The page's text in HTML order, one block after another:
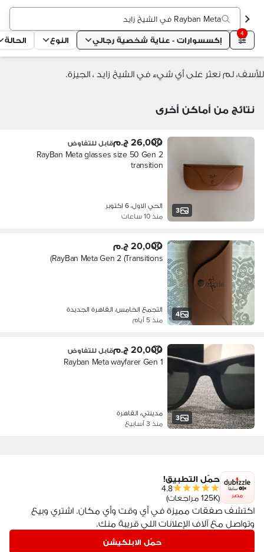
Rayban Meta في الشيخ زايد
4
إكسسوارات - عناية شخصية رجالي النوع الحالة
للأسف، لم نعثر على أي شيء في الشيخ زايد ، الجيزة.
نتائج من أماكن أخرى
3
26,000 ج.م قابل للتفاوض
RayBan Meta glasses size 50 Gen 2
transition
الحي الاول، 6 اكتوبر
منذ 10 ساعات
4
20,000 ج.م
RayBan Meta Gen 2 (Transitions)
التجمع الخامس، القاهرة الجديدة
منذ 5 أيام
3
20,000 ج.م قابل للتفاوض
Rayban Meta wayfarer Gen 1
مدينتي، القاهرة
منذ 3 أسابيع
مصر
حمّل التطبيق!
4.8
(125K مراجعات)
اكتشف صفقات مميزة في أي وقت وأي مكان. اشتري وبيع
وتواصل مع آلاف الإعلانات اللي قريبة منك.
حمّل الابلكيشن